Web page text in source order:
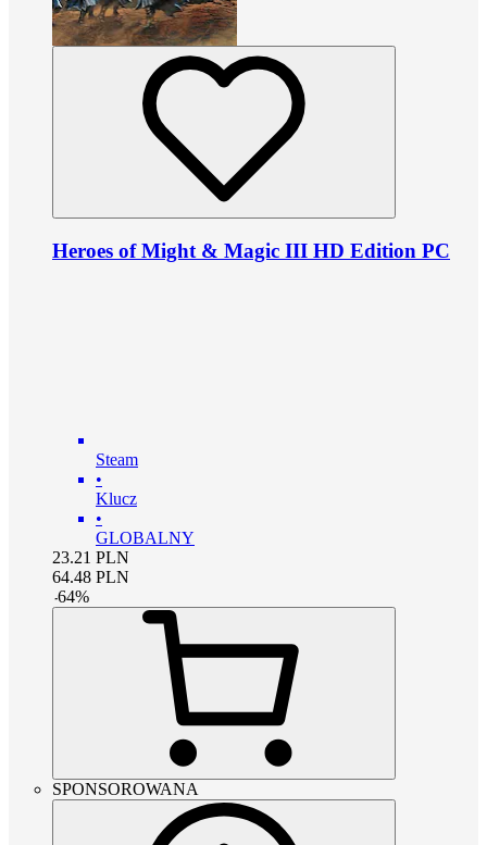
Heroes of Might & Magic III HD Edition PC
Steam
•
Klucz
•
GLOBALNY
23.21 PLN
64.48 PLN
-64%
SPONSOROWANA